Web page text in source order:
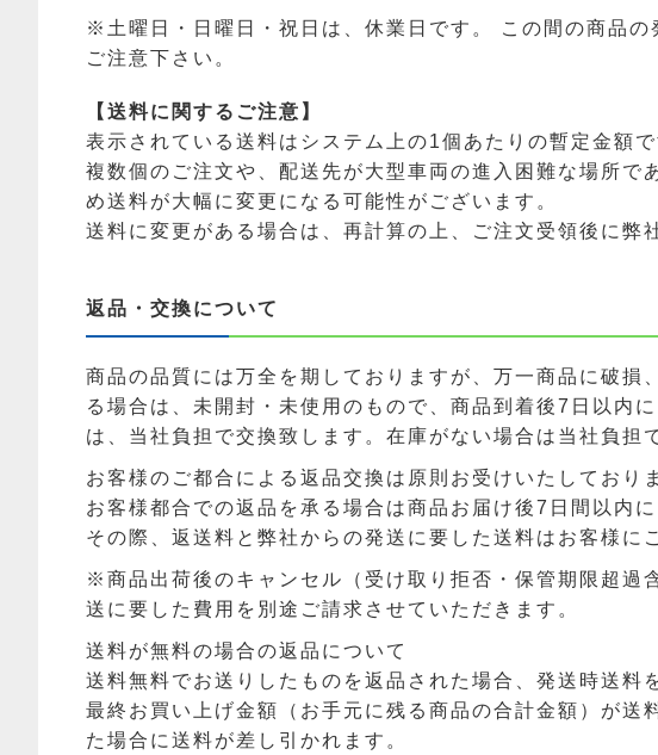
※土曜日・日曜日・祝日は、休業日です。 この間の商品の
ご注意下さい。
【送料に関するご注意】
表示されている送料はシステム上の1個あたりの暫定金額で
複数個のご注文や、配送先が大型車両の進入困難な場所で
め送料が大幅に変更になる可能性がございます。
送料に変更がある場合は、再計算の上、ご注文受領後に弊
返品・交換について
商品の品質には万全を期しておりますが、万一商品に破損
る場合は、未開封・未使用のもので、商品到着後7日以内
は、当社負担で交換致します。在庫がない場合は当社負担
お客様のご都合による返品交換は原則お受けいたしており
お客様都合での返品を承る場合は商品お届け後7日間以内
その際、返送料と弊社からの発送に要した送料はお客様に
※商品出荷後のキャンセル（受け取り拒否・保管期限超過
送に要した費用を別途ご請求させていただきます。
送料が無料の場合の返品について
送料無料でお送りしたものを返品された場合、発送時送料
最終お買い上げ金額（お手元に残る商品の合計金額）が送
た場合に送料が差し引かれます。